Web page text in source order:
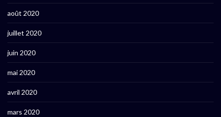
août 2020
juillet 2020
juin 2020
mai 2020
avril 2020
mars 2020